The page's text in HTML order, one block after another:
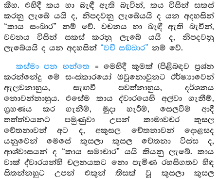
කීහ. එහිදී කය හා බැඳී ඇති බැවින්, කය විසින් සකස්
කරනු ලැබේ යයි ද, නිපදවනු ලැබේයයි ද යන අදහසින්
“කාය සංඛාර” නම් වේ. වචනය හා බැඳී ඇති බැවින්,
වචනය විසින් සකස් කරනු ලැබේ යයි ද, නිපදවනු
ලැබේයයි ද යන අදහසින් “වචී සඞ්ඛාර” නම් වේ.
කස්මා පන භන්තෙ = මෙහිදී කුමක් (පිළිබඳව ප්‍රශ්න
කරන්නේදු මේ සංස්කාරයෝ ඔවුනොවුනට ඊර්ෂ්‍යාවෙන්
ඇලවනාහුය, සැඟවී පවත්නාහුය, දර්ශනය
නොවන්නාහුය. එසේම කාය ද්වාරයෙහි අල්වා ගැනීම්,
ග්‍රහණය කර ගැනීම්, මුදා හැරීම්, සෙලවීම් ආදී
තත්ත්වයනට පමුණුවා උපන් කාමාවචර කුසල
චේතනාවන් අට ද, අකුසල චේතනාවන් දොළසද
යනුවෙන් මෙසේ කුසලා කුසල චේතනා විස්ස ද,
ආශ්වාසයන් ද “කාය සමාචාර” යයි කියනු ලැබේ. කාය
වාක් ද්වාරයන්හි චලනයකට නො පැමිණ රහසිගතව හිඳ
සිතන්නහුට උපන් එකුන් තිසක් වූ කුසලා කුසල